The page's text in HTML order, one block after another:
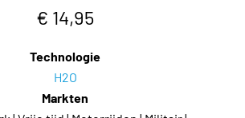
€ 14,95
Technologie
H2O
Markten